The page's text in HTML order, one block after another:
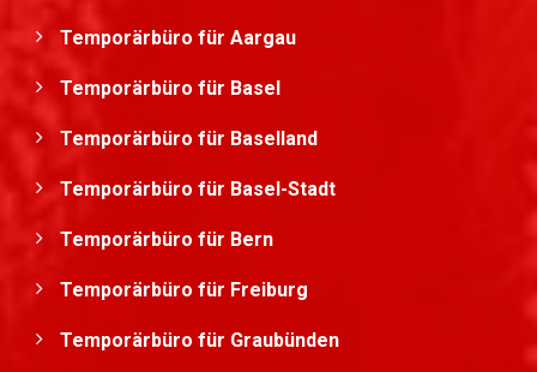
Temporärbüro für Aargau
Temporärbüro für Basel
Temporärbüro für Baselland
Temporärbüro für Basel-Stadt
Temporärbüro für Bern
Temporärbüro für Freiburg
Temporärbüro für Graubünden